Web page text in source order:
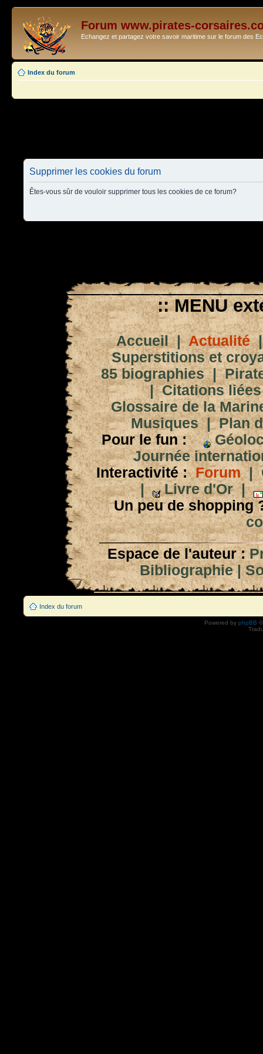
Forum www.pirates-
Echangez et partagez votre savoir maritime sur le forum des
Index du forum
Supprimer les cookies du forum
Êtes-vous sûr de vouloir supprimer tous les cookies de ce forum?
:: MENU
Accueil|Actualité
Superstitions et
85 biographies|
|Citations
Glossaire de la
Musiques|Plan
Pour le fun :
Journée
Interactivité : Forum|
|
Livre d'Or|
Un peu de shopping
Espace de l'auteur :
Bibliographie|
Index du forum
Powered by phpBB